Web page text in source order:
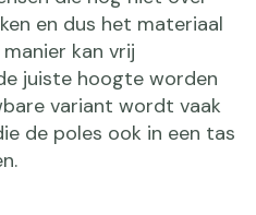
en dus het materiaal
kan vrij
juiste hoogte worden
variant wordt vaak
de poles ook in een tas